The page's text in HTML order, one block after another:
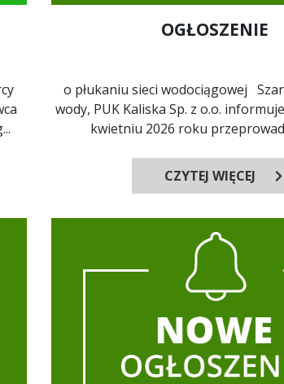
OGŁOSZENIE
wody, PUK Kaliska Sp. z o.o. informuje, że w miesiącu
kwietniu 2026 roku
CZYTEJ WIĘCEJ